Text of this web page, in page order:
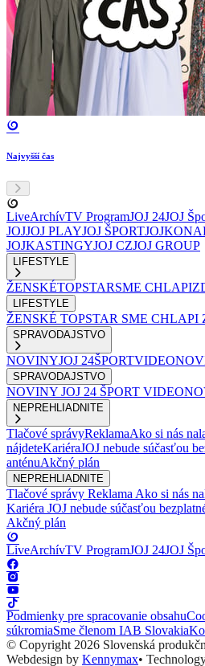
Najvyšší čas
LiveArchívTV ProgramJOJ 24JOJ
JOJJOJ PLAYJOJ ŠPORTJOJKO
JOJKASTINGYJOJ CZJOJ GROUP
LIFESTYLE
ŽENSKÉTOPSTARSME CHLAPI
LIFESTYLE
ŽENSKÉ TOPSTAR SME CHLAPI
SPRAVODAJSTVO
NOVINYJOJ 24ŠPORT
SPRAVODAJSTVO
NOVINY JOJ 24 ŠPORT
NEPREHLIADNITE
Tlačové správyReklamaAko si nás
nájdeteKariéraJOJ nebude súčasťou
anténuAkčný plán
NEPREHLIADNITE
Tlačové správy ReklamaAko si nás
Kariéra JOJ nebude súčasťou
Akčný plán
LiveArchívTV ProgramJOJ 24JOJ
Podmienky pre spracovanie obsahu
súkromiaSme členom IAB Slovakia
© Copyright 2026 Slovenská
Webdesign by Kennymax•